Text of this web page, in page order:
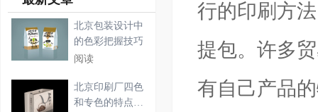
行的印刷方
提包。许多
有自己产品
北京包装设计中
的色彩把握技巧
阅读
北京印刷厂四色
和专色的特点必